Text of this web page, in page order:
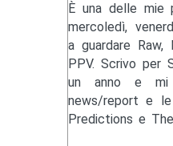
È una delle mie
mercoledì,
a guardare Raw,
PPV. Scrivo per
un anno e mi
news/report e le
Predictions e